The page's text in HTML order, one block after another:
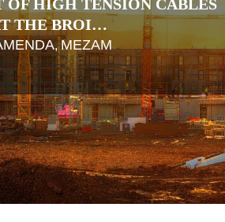
OF HIGH TENSION CABLES
THE BROI…
,MEZAM